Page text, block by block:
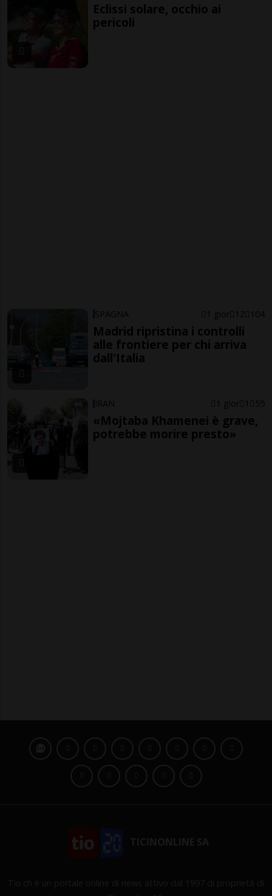
Eclissi solare, occhio ai
pericoli
SPAGNA 1 gior 12 104
Madrid ripristina i controlli
alle frontiere per chi arriva
dall'Italia
IRAN 1 gior 1 55
«Mojtaba Khamenei è grave,
potrebbe morire presto»